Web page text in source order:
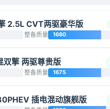
2.5L CVT两驱豪华版
整备质量 1680
擎 两驱尊贵版
整备质量 1675
插电混动旗舰版